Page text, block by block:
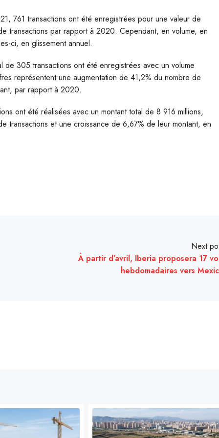
761 transactions ont été enregistrées pour une valeur de
transactions par rapport à 2020. Cependant, en volume, en
ci, en glissement annuel.
305 transactions ont été enregistrées avec un volume
représentent une augmentation de 41,2% du nombre de
par rapport à 2020.
ont été réalisées avec un montant total de 8 916 millions,
transactions et une croissance de 6,67% de leur montant, en
Next
À partir d’avril, Iberia proposera 17
hebdomadaires vers